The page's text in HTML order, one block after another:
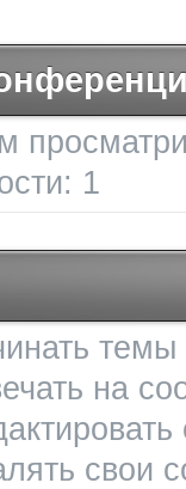
1
темы
на
свои